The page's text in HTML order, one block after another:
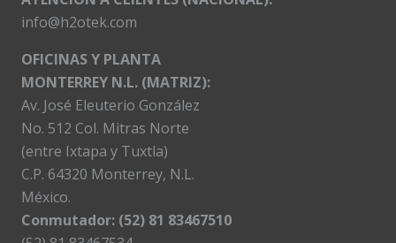
info@h2otek.com
OFICINAS Y PLANTA
MONTERREY N.L. (MATRIZ):
Av. José Eleuterio González
No. 512 Col. Mitras Norte
(entre Ixtapa y Tuxtla)
C.P. 64320 Monterrey, N.L.
México.
Conmutador: (52) 81 83467510